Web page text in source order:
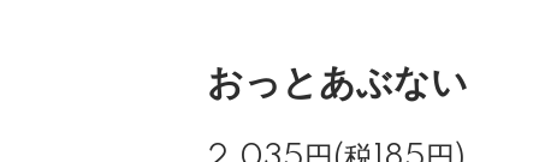
おっとあぶない